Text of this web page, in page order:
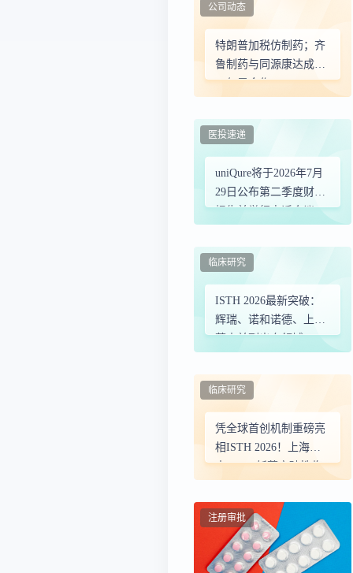
特朗普加税仿制药；齐
鲁制药与同源康达成超
27亿元合作
公司动态
uniQure将于2026年7月
29日公布第二季度财务
报告并举行电话会议
医投速递
ISTH 2026最新突破：
辉瑞、诺和诺德、上海
莱士并列出血领域
抗临床数据首发
临床研究
凭全球首创机制重磅亮
相ISTH 2026！上海莱
士SR604斩获突破性临
临床研究
注册审批